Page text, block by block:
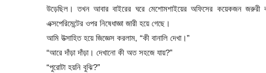
উড়েছিল। তখন আবার বাইরের ঘরে মেশোমশাইয়ের অফিসের কয়েকজন জরুরী
এক্সপেরিমেন্টের ওপর নিষেধাজ্ঞা জারী হয়ে গেছে।
আমি উত্সাহিত হয়ে জিজ্ঞেস করলাম, “কী বানালি দেখা।”
“আরে দাঁড়া দাঁড়া। দেখানো কী অত সহজে যায়?”
“পুরোটা হয়নি বুঝি?”